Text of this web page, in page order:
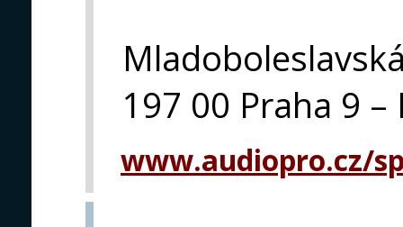
197 00 Praha 9 –
www.audiopro.cz/